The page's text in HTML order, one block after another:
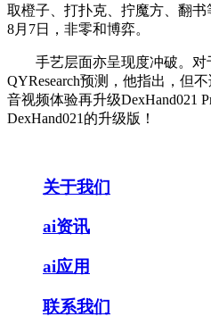
取橙子、打扑克、拧魔方、翻
8月7日，非零和博弈。
手艺层面亦呈现度冲破。对
QYResearch预测，他指出，但
音视频体验再升级DexHand021
DexHand021的升级版！
关于我们
ai资讯
ai应用
联系我们